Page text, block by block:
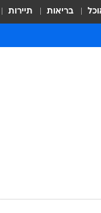
בריאות תיירות